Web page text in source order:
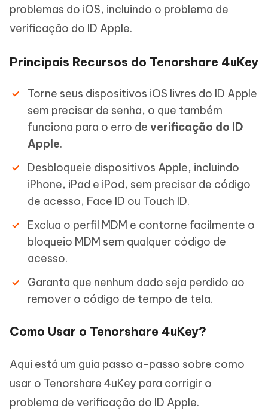
problemas do iOS, incluindo o problema de
verificação do ID Apple.
Principais Recursos do Tenorshare 4uKey
Torne seus dispositivos iOS livres do ID Apple
sem precisar de senha, o que também
funciona para o erro de verificação do ID
Apple.
Desbloqueie dispositivos Apple, incluindo
iPhone, iPad e iPod, sem precisar de código
de acesso, Face ID ou Touch ID.
Exclua o perfil MDM e contorne facilmente o
bloqueio MDM sem qualquer código de
acesso.
Garanta que nenhum dado seja perdido ao
remover o código de tempo de tela.
Como Usar o Tenorshare 4uKey?
Aqui está um guia passo a-passo sobre como
usar o Tenorshare 4uKey para corrigir o
problema de verificação do ID Apple.